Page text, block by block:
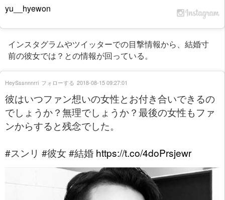
yu__hyewon
インスタグラムやツイッターでの目撃情報から、結婚寸
前の彼女では？との情報が回っている。
彼はいつファン想いの女性とお付き合いできるの
でしょうか？無理でしょうか？最後の女性もファ
ンからすると残念でした。
#スンリ #彼女 #結婚 https://t.co/4doPrsjewr
HeySssnnnrri フォローする 2018-08-15 09:27:01